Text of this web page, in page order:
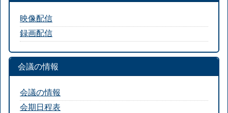
映像配信
録画配信
会議の情報
会議の情報
会期日程表